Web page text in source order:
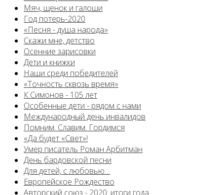
Мяч, щенок и галоши
Год потерь-2020
«Песня - душа народа»
Скажи мне, детство
Осенние зарисовки
Дети и книжки
Наши среди победителей
«Точность сквозь время»
К.Симонов - 105 лет
Особенные дети - рядом с нами
Международный день инвалидов
Помним. Славим. Гордимся
«Да будет «Свет»!
Умер писатель Роман Арбитман
День бардовской песни
Для детей, с любовью…
Европейскоe Рождество
Авторский союз - 2020: итоги года